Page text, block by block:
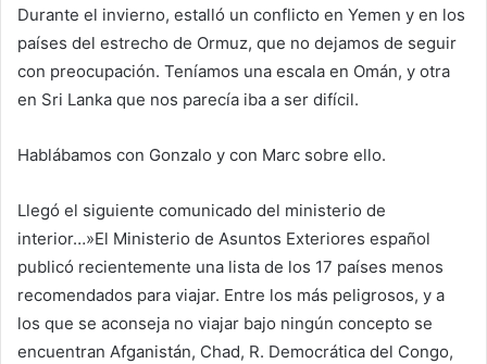
Durante el invierno, estalló un conflicto en Yemen y en los
países del estrecho de Ormuz, que no dejamos de seguir
con preocupación. Teníamos una escala en Omán, y otra
en Sri Lanka que nos parecía iba a ser difícil.
Hablábamos con Gonzalo y con Marc sobre ello.
Llegó el siguiente comunicado del ministerio de
interior…»El Ministerio de Asuntos Exteriores español
publicó recientemente una lista de los 17 países menos
recomendados para viajar. Entre los más peligrosos, y a
los que se aconseja no viajar bajo ningún concepto se
encuentran Afganistán, Chad, R. Democrática del Congo,